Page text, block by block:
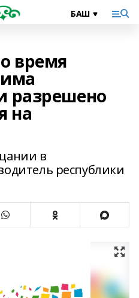
время
разрешено
на
в
республики